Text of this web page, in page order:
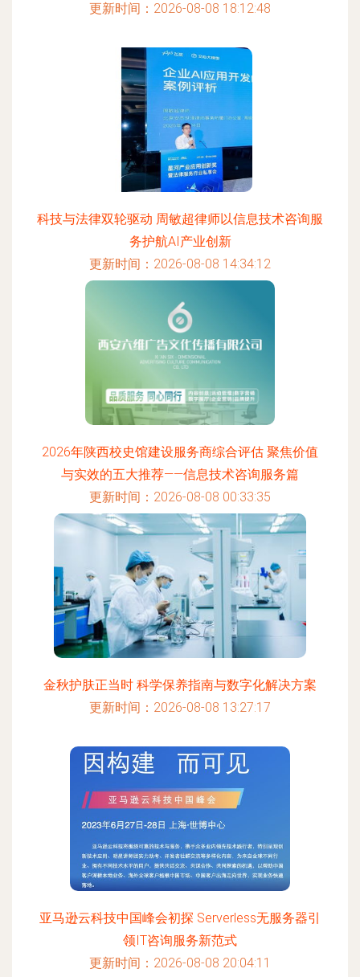
更新时间：2026-08-08 18:12:48
科技与法律双轮驱动 周敏超律师以信息技术咨询服
务护航AI产业创新
更新时间：2026-08-08 14:34:12
2026年陕西校史馆建设服务商综合评估 聚焦价值
与实效的五大推荐——信息技术咨询服务篇
更新时间：2026-08-08 00:33:35
金秋护肤正当时 科学保养指南与数字化解决方案
更新时间：2026-08-08 13:27:17
亚马逊云科技中国峰会初探 Serverless无服务器引
领IT咨询服务新范式
更新时间：2026-08-08 20:04:11